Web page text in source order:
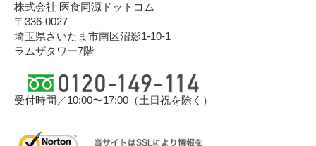
株式会社 医食同源ドットコム
〒336-0027
埼玉県さいたま市南区沼影1-10-1
ラムザタワー7階
受付時間／10:00〜17:00（土日祝を除く）